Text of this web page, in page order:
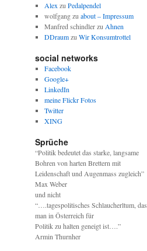
Alex zu Pedalpendel
wolfgangzu about – Impressum
Manfred schindlerzu Ahnen
DDraumzu Wir Konsumtrottel
social networks
Facebook
Google+
LinkedIn
meine Flickr Fotos
Twitter
XING
Sprüche
“Politik bedeutet das starke, langsame
Bohren von harten Brettern mit
Leidenschaft und Augenmass zugleich”
Max Weber
und nicht
“….tagespolitisches Schlaucherltum, das
man in Österreich für
Politik zu halten geneigt ist….”
Armin Thurnher